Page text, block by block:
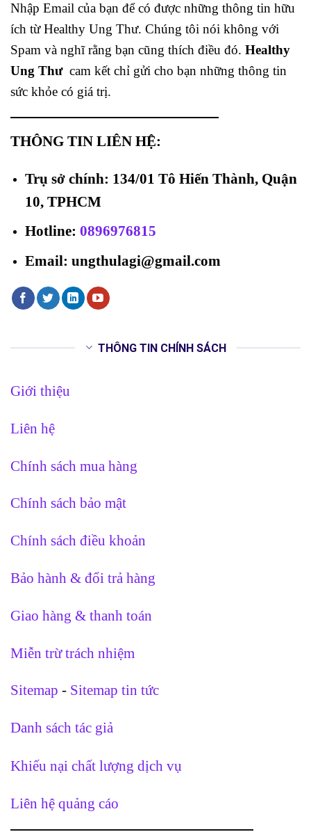
Nhập Email của bạn để có được những thông tin hữu
ích từ Healthy Ung Thư. Chúng tôi nói không với
Spam và nghĩ rằng bạn cũng thích điều đó. Healthy
Ung Thư cam kết chỉ gửi cho bạn những thông tin
sức khỏe có giá trị.
THÔNG TIN LIÊN HỆ:
Trụ sở chính: 134/01 Tô Hiến Thành, Quận
10, TPHCM
Hotline: 0896976815
Email: ungthulagi@gmail.com
THÔNG TIN CHÍNH SÁCH
Giới thiệu
Liên hệ
Chính sách mua hàng
Chính sách bảo mật
Chính sách điều khoản
Bảo hành & đổi trả hàng
Giao hàng & thanh toán
Miễn trừ trách nhiệm
Sitemap - Sitemap tin tức
Danh sách tác giả
Khiếu nại chất lượng dịch vụ
Liên hệ quảng cáo